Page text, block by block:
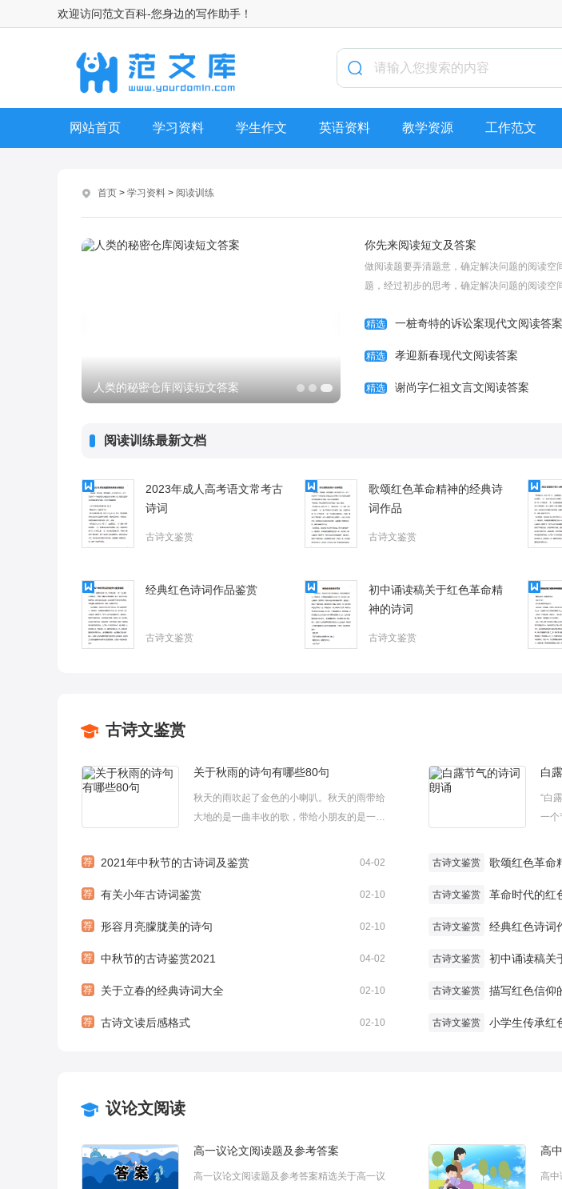
欢迎访问范文百科-您身边的写作助手！
网站首页 学习资料 学生作文 英语资料 教学资源 工作范文
首页 > 学习资料 > 阅读训练
人类的秘密仓库阅读短文答案 2023青年大学习第8期具体答案
你先来阅读短文及答案
做阅读题要弄清题意，确定解决问题的阅读
题，经过初步的思考，确定解决问题的阅读
动，每一个售...[查看全文]
精选 一桩奇特的诉讼案现代文阅读答案
精选 孝迎新春现代文阅读答案
精选 谢尚字仁祖文言文阅读答案
阅读训练最新文档
2023年成人高考语文常考古
诗词
古诗文鉴赏
歌颂红色革命精神的经典诗
词作品
古诗文鉴赏
经典红色诗词作品鉴赏
古诗文鉴赏
初中诵读稿关于红色革命精
神的诗词
古诗文鉴赏
古诗文鉴赏
关于秋雨的诗句有哪些80句
秋天的雨吹起了金色的小喇叭。秋天的雨带给
大地的是一曲丰收的歌，带给小朋友的是一首
下面小编整理关于秋雨的诗句，欢迎阅读。关
秋。——柳永《八声甘州》2. 秋来...
荐 2021年中秋节的古诗词及鉴赏 04-02
荐 有关小年古诗词鉴赏 02-10
荐 形容月亮朦胧美的诗句 02-10
荐 中秋节的古诗鉴赏2021 04-02
荐 关于立春的经典诗词大全 02-10
荐 古诗文读后感格式 02-10
白
“白
一个
吗?
经蒹
古诗文鉴赏 歌颂红色革命
古诗文鉴赏 革命时代的红
古诗文鉴赏 经典红色诗词
古诗文鉴赏 初中诵读稿关
古诗文鉴赏 描写红色信仰
古诗文鉴赏 小学生传承红
议论文阅读
高一议论文阅读题及参考答案
高一议论文阅读题及参考答案精选关于高一议
高
高中